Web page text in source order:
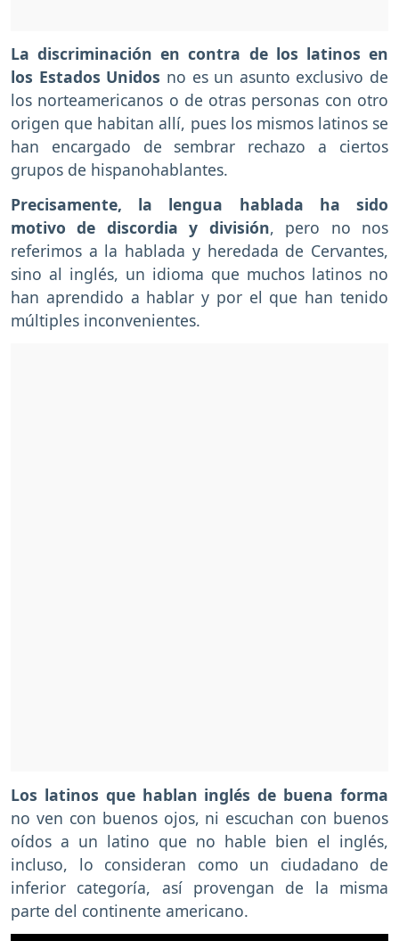
La discriminación en contra de los latinos en
los Estados Unidos no es un asunto exclusivo de
los norteamericanos o de otras personas con otro
origen que habitan allí, pues los mismos latinos se
han encargado de sembrar rechazo a ciertos
grupos de hispanohablantes.
Precisamente, la lengua hablada ha sido
motivo de discordia y división, pero no nos
referimos a la hablada y heredada de Cervantes,
sino al inglés, un idioma que muchos latinos no
han aprendido a hablar y por el que han tenido
múltiples inconvenientes.
Los latinos que hablan inglés de buena forma
no ven con buenos ojos, ni escuchan con buenos
oídos a un latino que no hable bien el inglés,
incluso, lo consideran como un ciudadano de
inferior categoría, así provengan de la misma
parte del continente americano.